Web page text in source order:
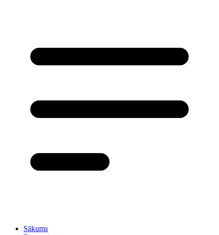
Sākums